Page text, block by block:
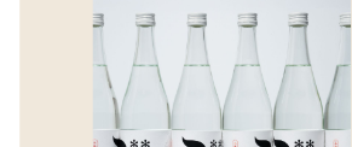
黒田康平 登壇のお知らせ